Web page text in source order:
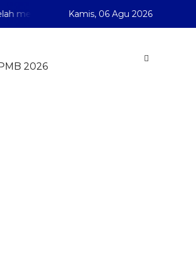
Penerimaan Murid Baru Tahun
Kamis, 06 Agu 2026
2026